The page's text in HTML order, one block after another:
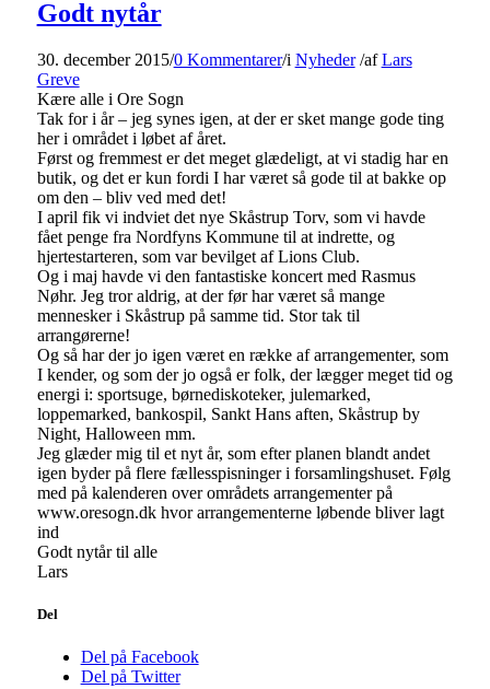
Godt nytår
30. december 2015/0 Kommentarer/i Nyheder /afLars
Greve
Kære alle i Ore Sogn
Tak for i år – jeg synes igen, at der er sket mange gode ting
her i området i løbet af året.
Først og fremmest er det meget glædeligt, at vi stadig har en
butik, og det er kun fordi I har været så gode til at bakke op
om den – bliv ved med det!
I april fik vi indviet det nye Skåstrup Torv, som vi havde
fået penge fra Nordfyns Kommune til at indrette, og
hjertestarteren, som var bevilget af Lions Club.
Og i maj havde vi den fantastiske koncert med Rasmus
Nøhr. Jeg tror aldrig, at der før har været så mange
mennesker i Skåstrup på samme tid. Stor tak til
arrangørerne!
Og så har der jo igen været en række af arrangementer, som
I kender, og som der jo også er folk, der lægger meget tid og
energi i: sportsuge, børnediskoteker, julemarked,
loppemarked, bankospil, Sankt Hans aften, Skåstrup by
Night, Halloween mm.
Jeg glæder mig til et nyt år, som efter planen blandt andet
igen byder på flere fællesspisninger i forsamlingshuset. Følg
med på kalenderen over områdets arrangementer på
www.oresogn.dk hvor arrangementerne løbende bliver lagt
ind
Godt nytår til alle
Lars
Del
Del på Facebook
Del på Twitter